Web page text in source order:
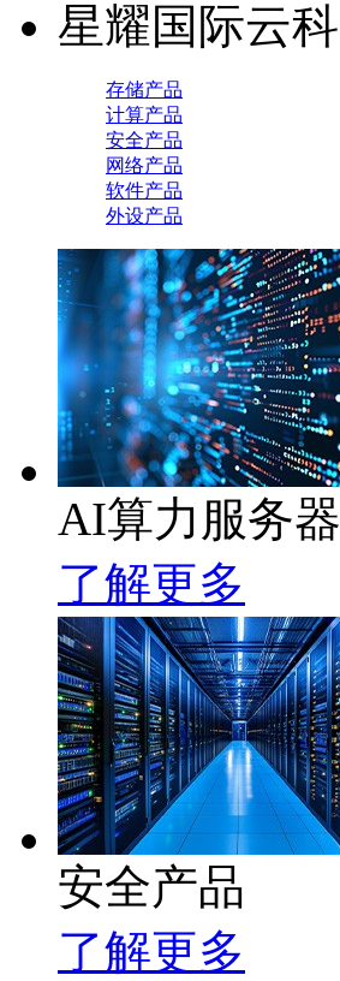
星耀国际云科
存储产品
计算产品
安全产品
网络产品
软件产品
外设产品
AI算力服务器
了解更多
安全产品
了解更多